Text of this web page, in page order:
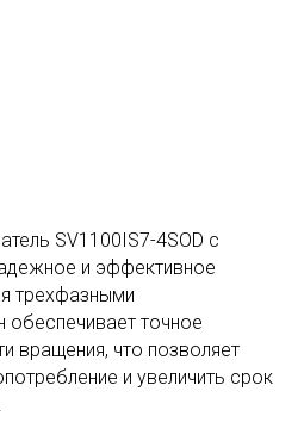
SV1100IS7-4SOD с
и эффективное
трехфазными
обеспечивает точное
вращения, что позволяет
и увеличить срок